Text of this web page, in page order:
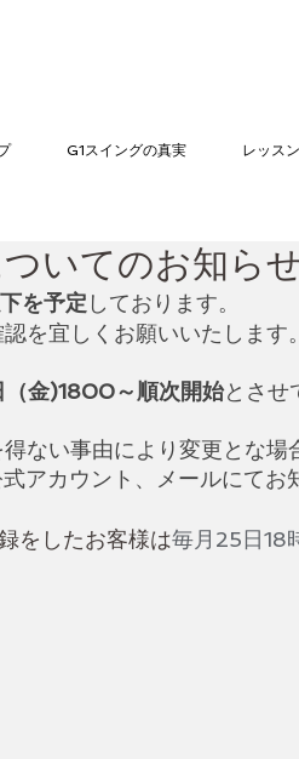
G1スイングの真実 レッス
いてのお知ら
を予定 しております。
を宜しくお願いいたします。
金)1800～順次開始とさせ
ない事由により変更とな場
アカウント、メールにてお
をしたお客様は毎月25日18